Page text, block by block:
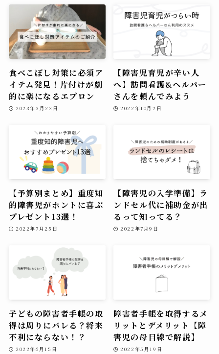
食べこぼし対策に必須ア
イテム発見！片付けが劇
的に楽になるエプロン
2023年3月23日
【障害児育児が辛い人
へ】訪問看護&ヘルパー
さんを頼んでみよう
2022年10月2日
【予算別まとめ】重度知
的障害児がホントに喜ぶ
プレゼント13選！
2022年7月25日
【障害児の入学準備】ラ
ンドセル代に補助金が出
るって知ってる？
2022年7月9日
子どもの障害者手帳の取
得は周りにバレる？将来
不利にならない！？
2022年6月15日
障害者手帳を取得するメ
リットとデメリット【障
害児の母目線で解説】
2022年5月19日